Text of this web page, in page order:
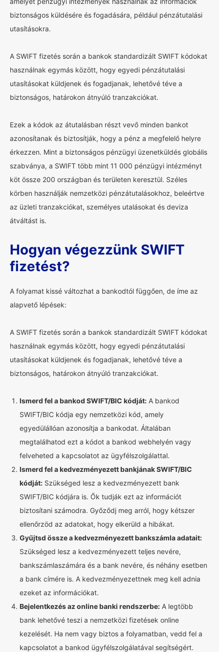
biztonságos küldésére és fogadására, például pénzátutalási
utasításokra.
A SWIFT fizetés során a bankok standardizált SWIFT kódokat
használnak egymás között, hogy egyedi pénzátutalási
utasításokat küldjenek és fogadjanak, lehetővé téve a
biztonságos, határokon átnyúló tranzakciókat.
Ezek a kódok az átutalásban részt vevő minden bankot
azonosítanak és biztosítják, hogy a pénz a megfelelő helyre
érkezzen. Mint a biztonságos pénzügyi üzenetküldés globális
szabványa, a SWIFT több mint 11 000 pénzügyi intézményt
köt össze 200 országban és területen keresztül. Széles
körben használják nemzetközi pénzátutalásokhoz, beleértve
az üzleti tranzakciókat, személyes utalásokat és deviza
átváltást is.
Hogyan végezzünk SWIFT
fizetést?
A folyamat kissé változhat a bankodtól függően, de íme az
alapvető lépések:
A SWIFT fizetés során a bankok standardizált SWIFT kódokat
használnak egymás között, hogy egyedi pénzátutalási
utasításokat küldjenek és fogadjanak, lehetővé téve a
biztonságos, határokon átnyúló tranzakciókat.
Ismerd fel a bankod SWIFT/BIC kódját: A bankod
SWIFT/BIC kódja egy nemzetközi kód, amely
egyedülállóan azonosítja a bankodat. Általában
megtalálhatod ezt a kódot a bankod webhelyén vagy
felveheted a kapcsolatot az ügyfélszolgálattal.
Ismerd fel a kedvezményezett bankjának SWIFT/BIC
kódját: Szükséged lesz a kedvezményezett bank
SWIFT/BIC kódjára is. Ők tudják ezt az információt
biztosítani számodra. Győződj meg arról, hogy kétszer
ellenőrzöd az adatokat, hogy elkerüld a hibákat.
Gyűjtsd össze a kedvezményezett bankszámla adatait:
Szükséged lesz a kedvezményezett teljes nevére,
bankszámlaszámára és a bank nevére, és néhány esetben
a bank címére is. A kedvezményezettnek meg kell adnia
ezeket az információkat.
Bejelentkezés az online banki rendszerbe: A legtöbb
bank lehetővé teszi a nemzetközi fizetések online
kezelését. Ha nem vagy biztos a folyamatban, vedd fel a
kapcsolatot a bankod ügyfélszolgálatával segítségért.